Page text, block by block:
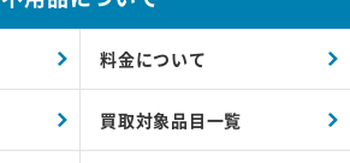
料金について
買取対象品目一覧